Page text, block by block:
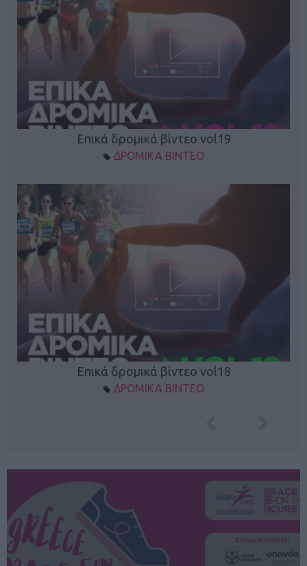
Επικά δρομικά βίντεο vol19
ΔΡΟΜΙΚΑ ΒΙΝΤΕΟ
Επικά δρομικά βίντεο vol18
ΔΡΟΜΙΚΑ ΒΙΝΤΕΟ